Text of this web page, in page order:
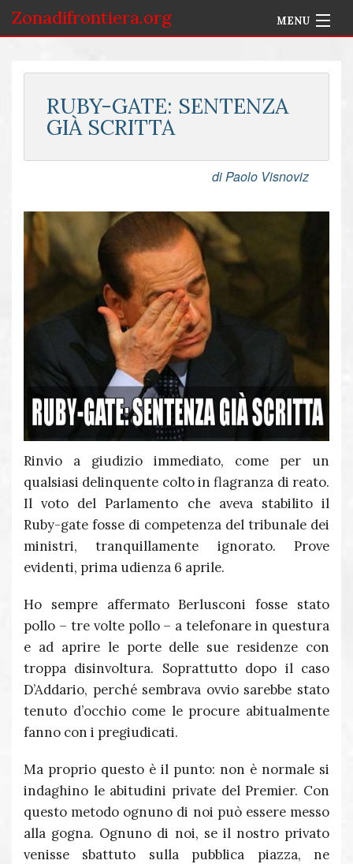
Zonadifrontiera.org MENU
Accedi
RUBY-GATE: SENTENZA
GIÀ SCRITTA
di Paolo Visnoviz
Rinvio a giudizio immediato, come per un
qualsiasi delinquente colto in flagranza di reato.
Il voto del Parlamento che aveva stabilito il
Ruby-gate fosse di competenza del tribunale dei
ministri, tranquillamente ignorato. Prove
evidenti, prima udienza 6 aprile.
Ho sempre affermato Berlusconi fosse stato
pollo – tre volte pollo – a telefonare in questura
e ad aprire le porte delle sue residenze con
troppa disinvoltura. Soprattutto dopo il caso
D’Addario, perché sembrava ovvio sarebbe stato
tenuto d’occhio come le procure abitualmente
fanno con i pregiudicati.
Ma proprio questo è il punto: non è normale si
indaghino le abitudini private del Premier. Con
questo metodo ognuno di noi può essere messo
alla gogna. Ognuno di noi, se il nostro privato
venisse sbattuto sulla pubblica piazza, ne